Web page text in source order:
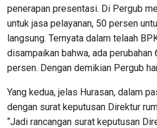
penerapan presentasi. Di Pergub
untuk jasa pelayanan, 50 persen
langsung. Ternyata dalam telaah
disampaikan bahwa, ada
persen. Dengan demikian Pergub
Yang kedua, jelas Hurasan, dalam
dengan surat keputusan Direktur
“Jadi rancangan surat keputusan